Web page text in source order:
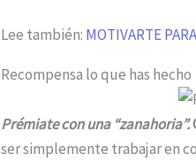
Lee también: MOTIVARTE
Recompensa lo que has hecho
Prémiate con una “zanahoria”.
ser simplemente trabajar en